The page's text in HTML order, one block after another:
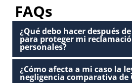
FAQs
¿Qué debo hacer después
para proteger mi
personales?
¿Cómo afecta a mi caso la
negligencia comparativa de